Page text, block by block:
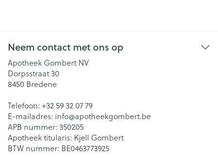
Neem contact met ons op
Apotheek Gombert NV
Dorpsstraat 30
8450 Bredene
Telefoon: +32 59 32 07 79
E-mailadres: info@apotheekgombert.be
APB nummer: 350205
Apotheek titularis: Kjell Gombert
BTW nummer: BE0463773925